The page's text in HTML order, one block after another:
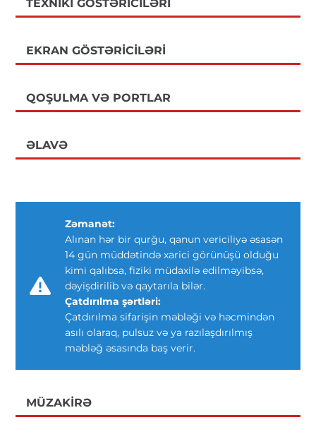
TEXNIKI GÖSTƏRICILƏRI
EKRAN GÖSTƏRICILƏRI
QOŞULMA VƏ PORTLAR
ƏLAVƏ
Zəmanət:
Alınan hər bir qurğu, qanun vericiliyə əsasən
14 gün müddətində xarici görünüşü olduğu
kimi qalıbsa, fiziki müdaxilə edilməyibsə,
dəyişdirilib və qaytarıla bilər.
Çatdırılma şərtləri:
Çatdırılma sifarişin məbləği və həcmindən
asılı olaraq, pulsuz və ya razılaşdırılmış
məbləğ əsasında baş verir.
MÜZAKIRƏ